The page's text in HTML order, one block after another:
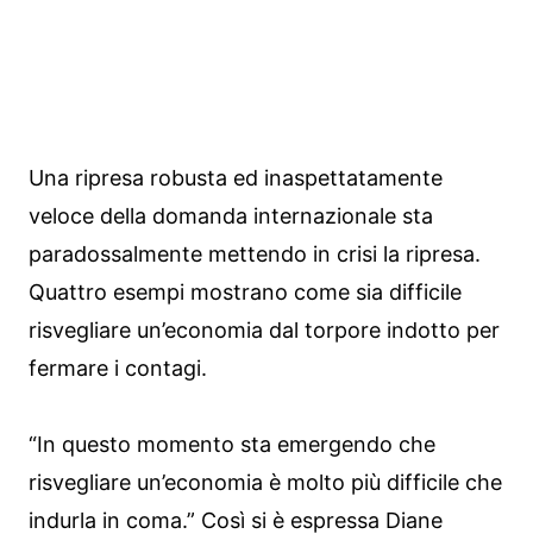
Una ripresa robusta ed inaspettatamente
veloce della domanda internazionale sta
paradossalmente mettendo in crisi la ripresa.
Quattro esempi mostrano come sia difficile
risvegliare un’economia dal torpore indotto per
fermare i contagi.
“In questo momento sta emergendo che
risvegliare un’economia è molto più difficile che
indurla in coma.” Così si è espressa Diane